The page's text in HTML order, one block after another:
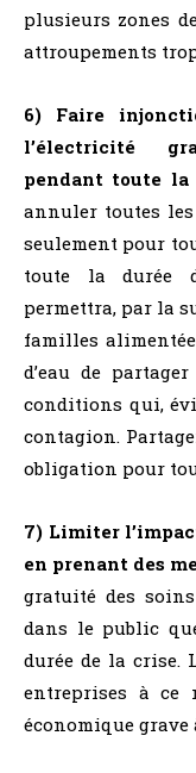
plusieurs zones
attroupements
6) Faire
l’électricité
pendant toute la
annuler toutes les
seulement pour
toute la durée
permettra, par la
familles
d’eau de
conditions qui,
contagion.
obligation pour
7) Limiter
en prenant des
gratuité des
dans le public
durée de la crise.
entreprises à ce
économique grave